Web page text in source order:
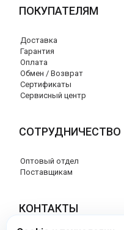
ПОКУПАТЕЛЯМ
Доставка
Гарантия
Оплата
Обмен / Возврат
Сертификаты
Сервисный центр
СОТРУДНИЧЕСТВО
Оптовый отдел
Поставщикам
КОНТАКТЫ